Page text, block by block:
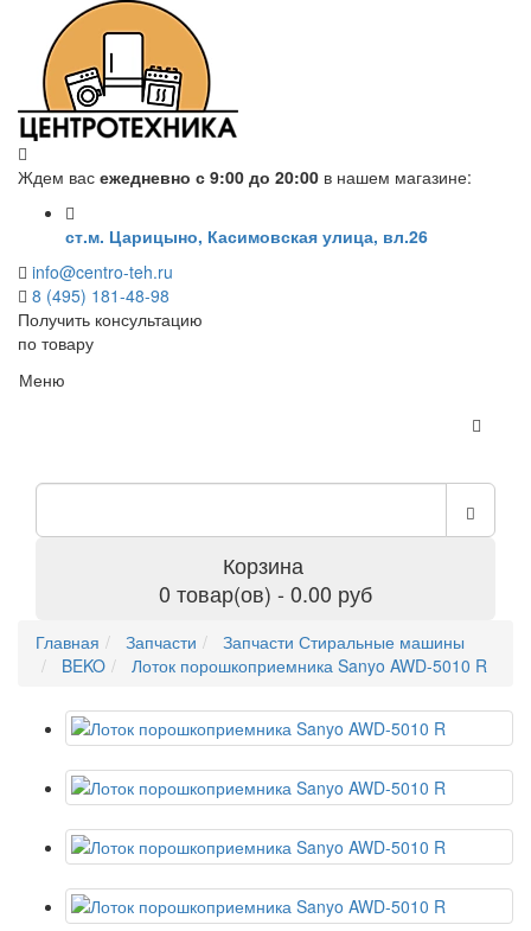
Ждем вас ежедневно с 9:00 до 20:00 в нашем магазине:
ст.м. Царицыно, Касимовская улица, вл.26
info@centro-teh.ru
8 (495) 181-48-98
Получить консультацию
по товару
Меню
Корзина
0 товар(ов) - 0.00 руб
Главная Запчасти
Запчасти Стиральные машины
BEKO
Лоток порошкоприемника Sanyo AWD-5010 R